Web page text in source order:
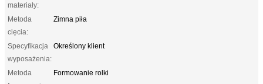
materiały:
Metoda
cięcia:
Zimna piła
Specyfikacja
wyposażenia:
Określony klient
Metoda
Formowanie rolki